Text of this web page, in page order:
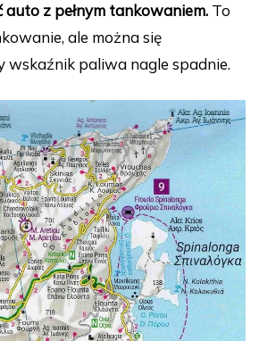
z pełnym tankowaniem. To
ale można się
wskaźnik paliwa nagle spadnie.